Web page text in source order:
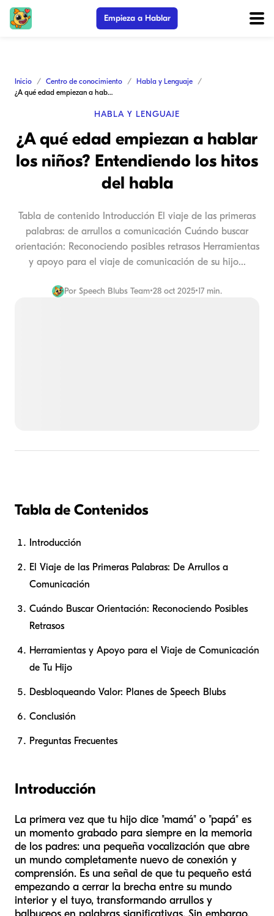
Empieza a Hablar
Inicio Centro de conocimiento
Habla y Lenguaje
¿A qué edad empiezan a hablar los niños? Entendiendo los hitos del habla
HABLA Y LENGUAJE
¿A qué edad empiezan a hablar
los niños? Entendiendo los hitos
del habla
Tabla de contenido Introducción El viaje de las primeras
palabras: de arrullos a comunicación Cuándo buscar
orientación: Reconociendo posibles retrasos Herramientas
y apoyo para el viaje de comunicación de su hijo...
Por Speech Blubs Team•28 oct 2025•17 min.
Tabla de Contenidos
Introducción
El Viaje de las Primeras Palabras: De Arrullos a
Comunicación
Cuándo Buscar Orientación: Reconociendo Posibles
Retrasos
Herramientas y Apoyo para el Viaje de Comunicación
de Tu Hijo
Desbloqueando Valor: Planes de Speech Blubs
Conclusión
Preguntas Frecuentes
Introducción
La primera vez que tu hijo dice "mamá" o "papá" es
un momento grabado para siempre en la memoria
de los padres: una pequeña vocalización que abre
un mundo completamente nuevo de conexión y
comprensión. Es una señal de que tu pequeño está
empezando a cerrar la brecha entre su mundo
interior y el tuyo, transformando arrullos y